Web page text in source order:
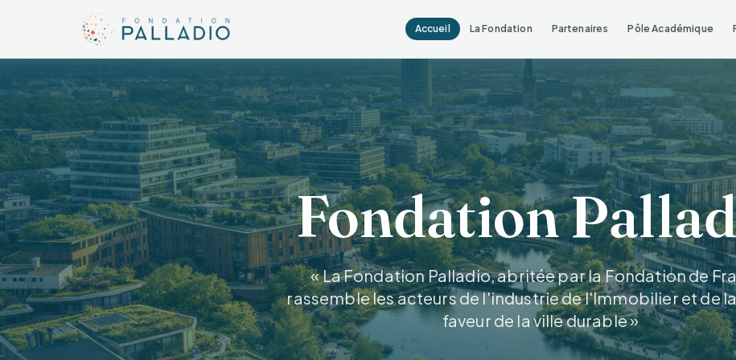
Accueil La Fondation Partenaires Pôle Académique
Fondation
« La Fondation Palladio, abritée par la Fondation de
rassemble les acteurs de l'industrie de l'Immobilier et de
faveur de la ville durable »